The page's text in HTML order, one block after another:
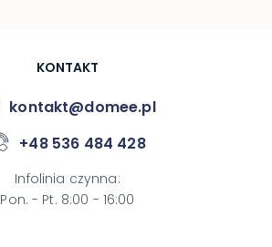
KONTAKT
kontakt@domee.pl
+48 536 484 428
Infolinia czynna:
Pon. - Pt. 8:00 - 16:00